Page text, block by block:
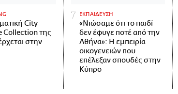
City
Collection της
στην
ΕΚΠΑΙΔΕΥΣΗ
«Νιώσαμε ότι το παιδί
δεν έφυγε ποτέ από την
Αθήνα»: Η εμπειρία
οικογενειών που
επέλεξαν σπουδές στην
Κύπρο